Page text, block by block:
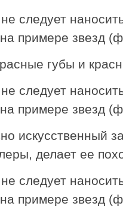
губы и
искусственный
делает ее